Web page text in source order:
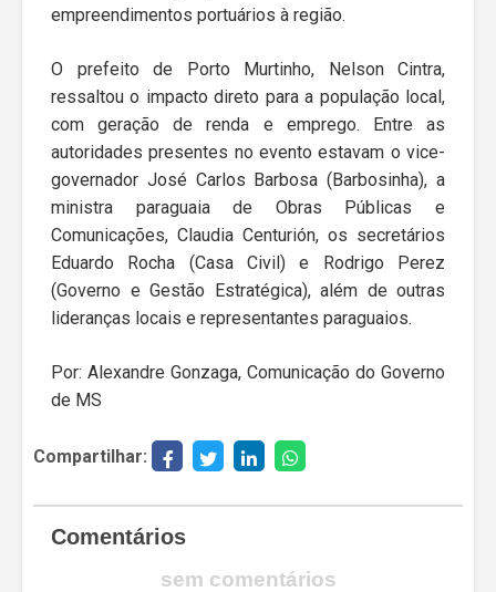
empreendimentos portuários à região.
O prefeito de Porto Murtinho, Nelson Cintra,
ressaltou o impacto direto para a população local,
com geração de renda e emprego. Entre as
autoridades presentes no evento estavam o vice-
governador José Carlos Barbosa (Barbosinha), a
ministra paraguaia de Obras Públicas e
Comunicações, Claudia Centurión, os secretários
Eduardo Rocha (Casa Civil) e Rodrigo Perez
(Governo e Gestão Estratégica), além de outras
lideranças locais e representantes paraguaios.
Por: Alexandre Gonzaga, Comunicação do Governo
de MS
Compartilhar:
Comentários
sem comentários